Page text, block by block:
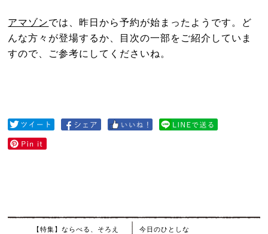
アマゾンでは、昨日から予約が始まったようです。ど
んな方々が登場するか、目次の一部をご紹介していま
すので、ご参考にしてくださいね。
【特集】ならべる、そろえ
今日のひとしな